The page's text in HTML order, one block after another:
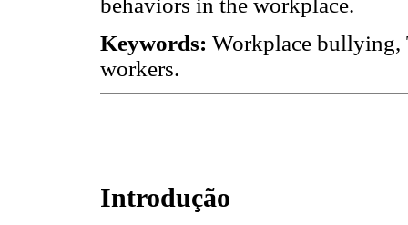
behaviors in the workplace.
Keywords: Workplace bullying,
workers.
Introdução